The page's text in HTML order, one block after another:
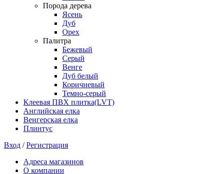
Порода дерева
Ясень
Дуб
Орех
Палитра
Бежевый
Серый
Венге
Дуб белый
Коричневый
Темно-серый
Клеевая ПВХ плитка(LVT)
Английская елка
Венгерская елка
Плинтус
Вход /Регистрация
Адреса магазинов
О компании